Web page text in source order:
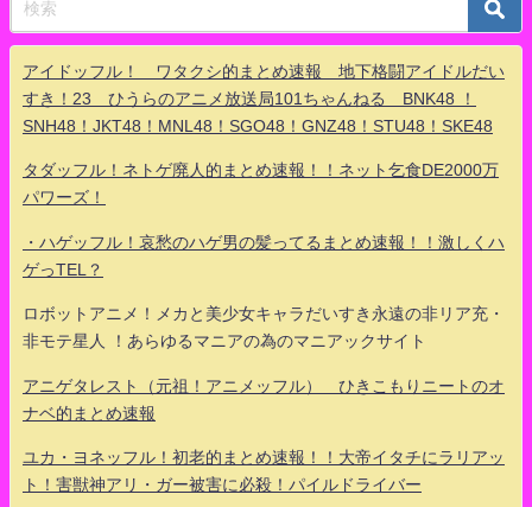
アイドッフル！ ワタクシ的まとめ速報 地下格闘アイドルだい
すき！23 ひうらのアニメ放送局101ちゃんねる BNK48 ！
SNH48！JKT48！MNL48！SGO48！GNZ48！STU48！SKE48
タダッフル！ネトゲ廃人的まとめ速報！！ネット乞食DE2000万
パワーズ！
・ハゲッフル！哀愁のハゲ男の髪ってるまとめ速報！！激しくハ
ゲっTEL？
ロボットアニメ！メカと美少女キャラだいすき永遠の非リア充・
非モテ星人 ！あらゆるマニアの為のマニアックサイト
アニゲタレスト（元祖！アニメッフル） ひきこもりニートのオ
ナベ的まとめ速報
ユカ・ヨネッフル！初老的まとめ速報！！大帝イタチにラリアッ
ト！害獣神アリ・ガー被害に必殺！パイルドライバー